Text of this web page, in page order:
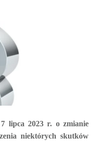
lipca 2023 r. o zmianie
niektórych skutków